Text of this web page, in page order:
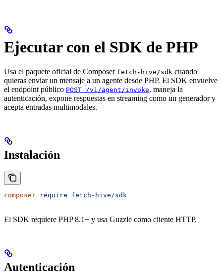
Ejecutar con el SDK de PHP
Usa el paquete oficial de Composer fetch-hive/sdk cuando
quieras enviar un mensaje a un agente desde PHP. El SDK envuelve
el endpoint público POST /v1/agent/invoke, maneja la
autenticación, expone respuestas en streaming como un generador y
acepta entradas multimodales.
Instalación
composer require fetch-hive/sdk
El SDK requiere PHP 8.1+ y usa Guzzle como cliente HTTP.
Autenticación